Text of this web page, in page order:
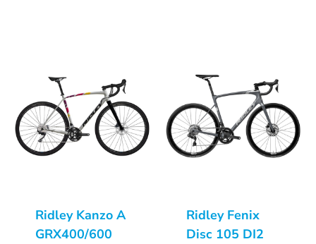
Ridley Kanzo A
GRX400/600
Ridley Fenix
Disc 105 DI2